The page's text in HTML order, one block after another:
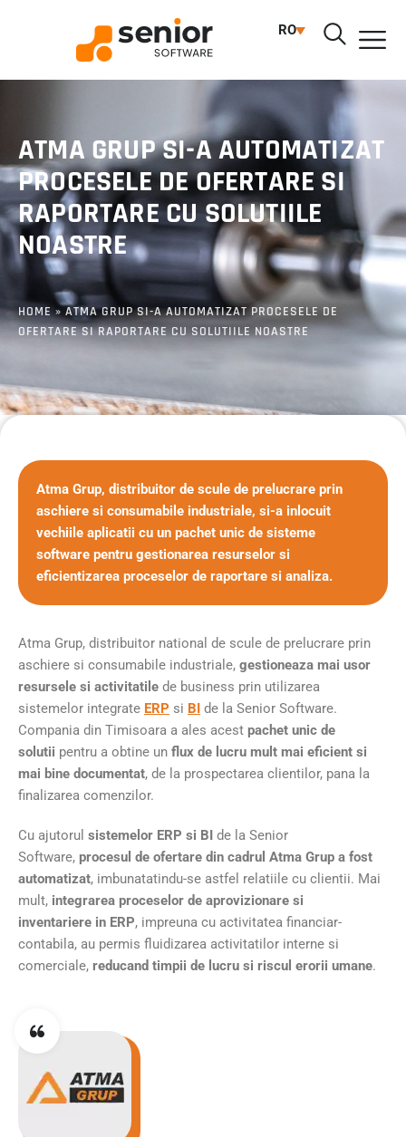
RO
ATMA GRUP SI-A AUTOMATIZAT
PROCESELE DE OFERTARE SI
RAPORTARE CU SOLUTIILE
NOASTRE
HOME»ATMA GRUP SI-A AUTOMATIZAT PROCESELE DE
OFERTARE SI RAPORTARE CU SOLUTIILE NOASTRE
Atma Grup, distribuitor de scule de prelucrare prin
aschiere si consumabile industriale, si-a inlocuit
vechiile aplicatii cu un pachet unic de sisteme
software pentru gestionarea resurselor si
eficientizarea proceselor de raportare si analiza.
Atma Grup, distribuitor national de scule de prelucrare prin
aschiere si consumabile industriale, gestioneaza mai usor
resursele si activitatile de business prin utilizarea
sistemelor integrate ERP si BI de la Senior Software.
Compania din Timisoara a ales acest pachet unic de
solutii pentru a obtine un flux de lucru mult mai eficient si
mai bine documentat, de la prospectarea clientilor, pana la
finalizarea comenzilor.
Cu ajutorul sistemelor ERP si BI de la Senior
Software, procesul de ofertare din cadrul Atma Grup a fost
automatizat, imbunatatindu-se astfel relatiile cu clientii. Mai
mult, integrarea proceselor de aprovizionare si
inventariere in ERP, impreuna cu activitatea financiar-
contabila, au permis fluidizarea activitatilor interne si
comerciale, reducand timpii de lucru si riscul erorii umane.